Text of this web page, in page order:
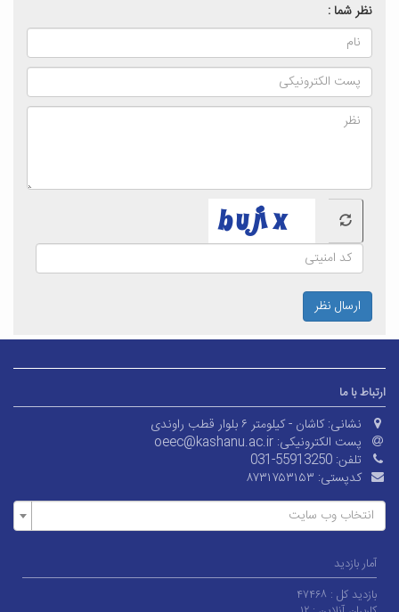
نظر شما :
ارسال نظر
ارتباط با ما
نشانی: کاشان - کیلومتر ۶ بلوار قطب راوندی
پست الکترونیکی: oeec@kashanu.ac.ir
تلفن: 031-55913250
کدپستی: ۸۷۳۱۷۵۳۱۵۳
انتخاب وب سایت
آمار بازدید
بازدید کل : ۴۷۴۶۸